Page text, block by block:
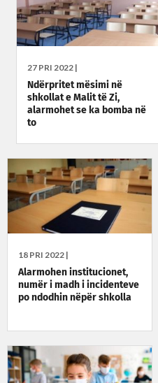
27 PRI 2022 |
Ndërpritet mësimi në
shkollat e Malit të Zi,
alarmohet se ka bomba në
to
18 PRI 2022 |
Alarmohen institucionet,
numër i madh i incidenteve
po ndodhin nëpër shkolla